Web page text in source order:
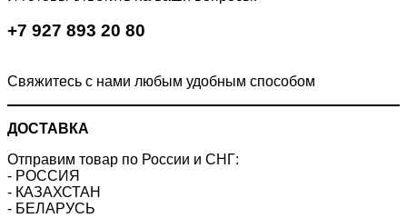
+7 927 893 20 80
Свяжитесь с нами любым удобным способом
ДОСТАВКА
Отправим товар по России и СНГ:
- РОССИЯ
- КАЗАХСТАН
- БЕЛАРУСЬ